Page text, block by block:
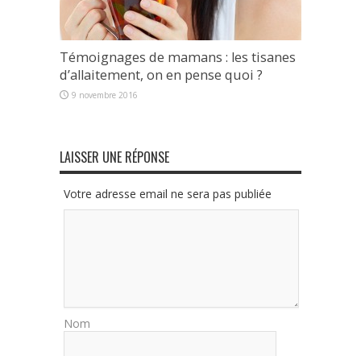
Témoignages de mamans : les tisanes
d’allaitement, on en pense quoi ?
9 novembre 2016
LAISSER UNE RÉPONSE
Votre adresse email ne sera pas publiée
Nom